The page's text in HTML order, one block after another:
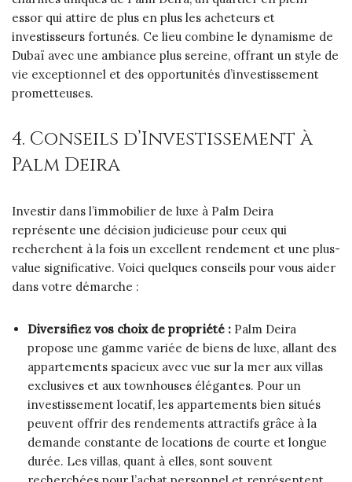
essor qui attire de plus en plus les acheteurs et
investisseurs fortunés. Ce lieu combine le dynamisme de
Dubaï avec une ambiance plus sereine, offrant un style de
vie exceptionnel et des opportunités d’investissement
prometteuses.
4. Conseils d’Investissement à
Palm Deira
Investir dans l’immobilier de luxe à Palm Deira
représente une décision judicieuse pour ceux qui
recherchent à la fois un excellent rendement et une plus-
value significative. Voici quelques conseils pour vous aider
dans votre démarche :
Diversifiez vos choix de propriété : Palm Deira
propose une gamme variée de biens de luxe, allant des
appartements spacieux avec vue sur la mer aux villas
exclusives et aux townhouses élégantes. Pour un
investissement locatif, les appartements bien situés
peuvent offrir des rendements attractifs grâce à la
demande constante de locations de courte et longue
durée. Les villas, quant à elles, sont souvent